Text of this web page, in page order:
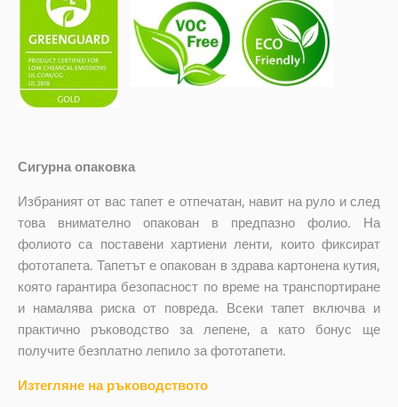
Сигурна опаковка
Избраният от вас тапет е отпечатан, навит на руло и след
това внимателно опакован в предпазно фолио. На
фолиото са поставени хартиени ленти, които фиксират
фототапета. Тапетът е опакован в здрава картонена кутия,
която гарантира безопасност по време на транспортиране
и намалява риска от повреда. Всеки тапет включва и
практично ръководство за лепене, а като бонус ще
получите безплатно лепило за фототапети.
Изтегляне на ръководството